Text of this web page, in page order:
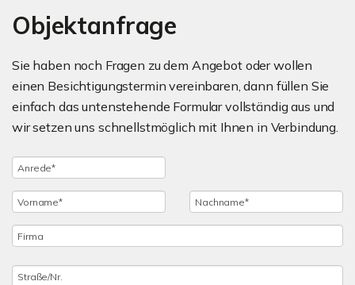
Objektanfrage
Sie haben noch Fragen zu dem Angebot oder wollen
einen Besichtigungstermin vereinbaren, dann füllen Sie
einfach das untenstehende Formular vollständig aus und
wir setzen uns schnellstmöglich mit Ihnen in Verbindung.